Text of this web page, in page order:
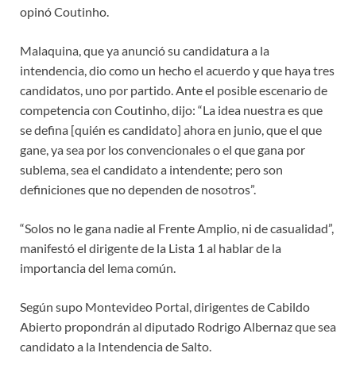
opinó Coutinho.
Malaquina, que ya anunció su candidatura a la
intendencia, dio como un hecho el acuerdo y que haya tres
candidatos, uno por partido. Ante el posible escenario de
competencia con Coutinho, dijo: “La idea nuestra es que
se defina [quién es candidato] ahora en junio, que el que
gane, ya sea por los convencionales o el que gana por
sublema, sea el candidato a intendente; pero son
definiciones que no dependen de nosotros”.
“Solos no le gana nadie al Frente Amplio, ni de casualidad”,
manifestó el dirigente de la Lista 1 al hablar de la
importancia del lema común.
Según supo Montevideo Portal, dirigentes de Cabildo
Abierto propondrán al diputado Rodrigo Albernaz que sea
candidato a la Intendencia de Salto.